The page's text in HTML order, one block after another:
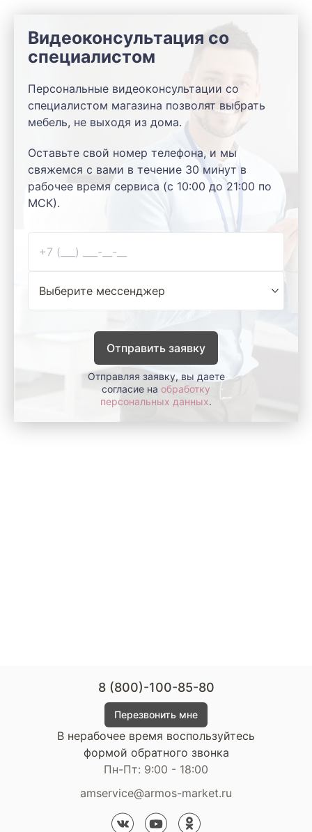
Видеоконсультация со
специалистом
Персональные видеоконсультации со
специалистом магазина позволят выбрать
мебель, не выходя из дома.
Оставьте свой номер телефона, и мы
свяжемся с вами в течение 30 минут в
рабочее время сервиса (с 10:00 до 21:00 по
МСК).
Отправить заявку
Отправляя заявку, вы даете
согласие на обработку
персональных данных.
8 (800)-100-85-80
Перезвонить мне
В нерабочее время воспользуйтесь
формой обратного звонка
Пн-Пт: 9:00 - 18:00
amservice@armos-market.ru